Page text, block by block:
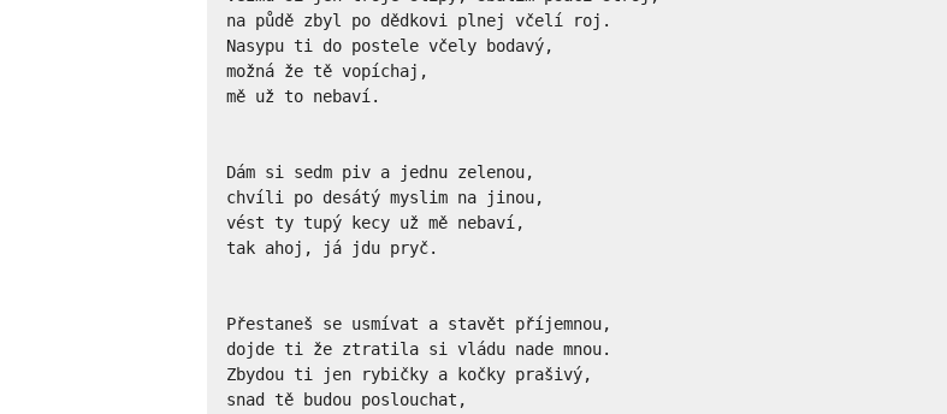
na půdě zbyl po dědkovi plnej včelí roj.
Nasypu ti do postele včely bodavý,
možná že tě vopíchaj,
mě už to nebaví.
Dám si sedm piv a jednu zelenou,
chvíli po desátý myslim na jinou,
vést ty tupý kecy už mě nebaví,
tak ahoj, já jdu pryč.
Přestaneš se usmívat a stavět příjemnou,
dojde ti že ztratila si vládu nade mnou.
Zbydou ti jen rybičky a kočky prašivý,
snad tě budou poslouchat,